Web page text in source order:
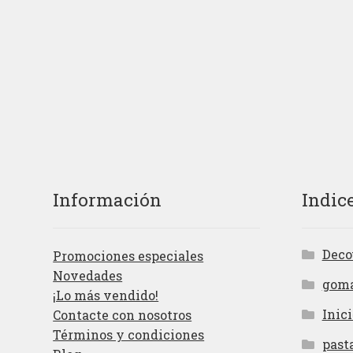
Información
Promociones especiales
Novedades
¡Lo más vendido!
Contacte con nosotros
Términos y condiciones